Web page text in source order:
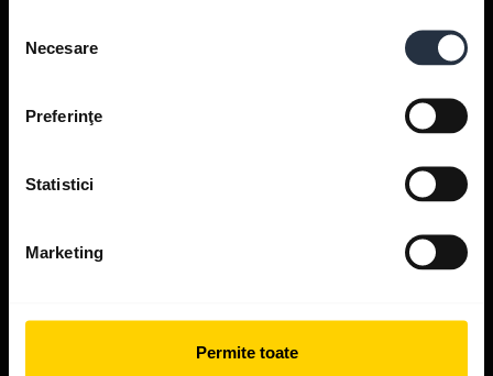
consimțământului
Necesare
Preferinţe
Statistici
Marketing
Permite toate
Jabra Direct
Asistență pentru produsul tău
Ghid de asociere Bluetooth
Ghid de compatibilitate